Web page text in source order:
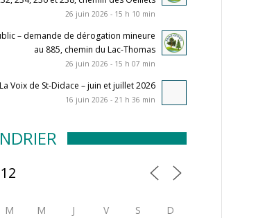
26 juin 2026 - 15 h 10 min
– demande de dérogation mineure
au 885, chemin du Lac-Thomas
26 juin 2026 - 15 h 07 min
La Voix de St-Didace – juin et juillet 2026
16 juin 2026 - 21 h 36 min
M M J V S D